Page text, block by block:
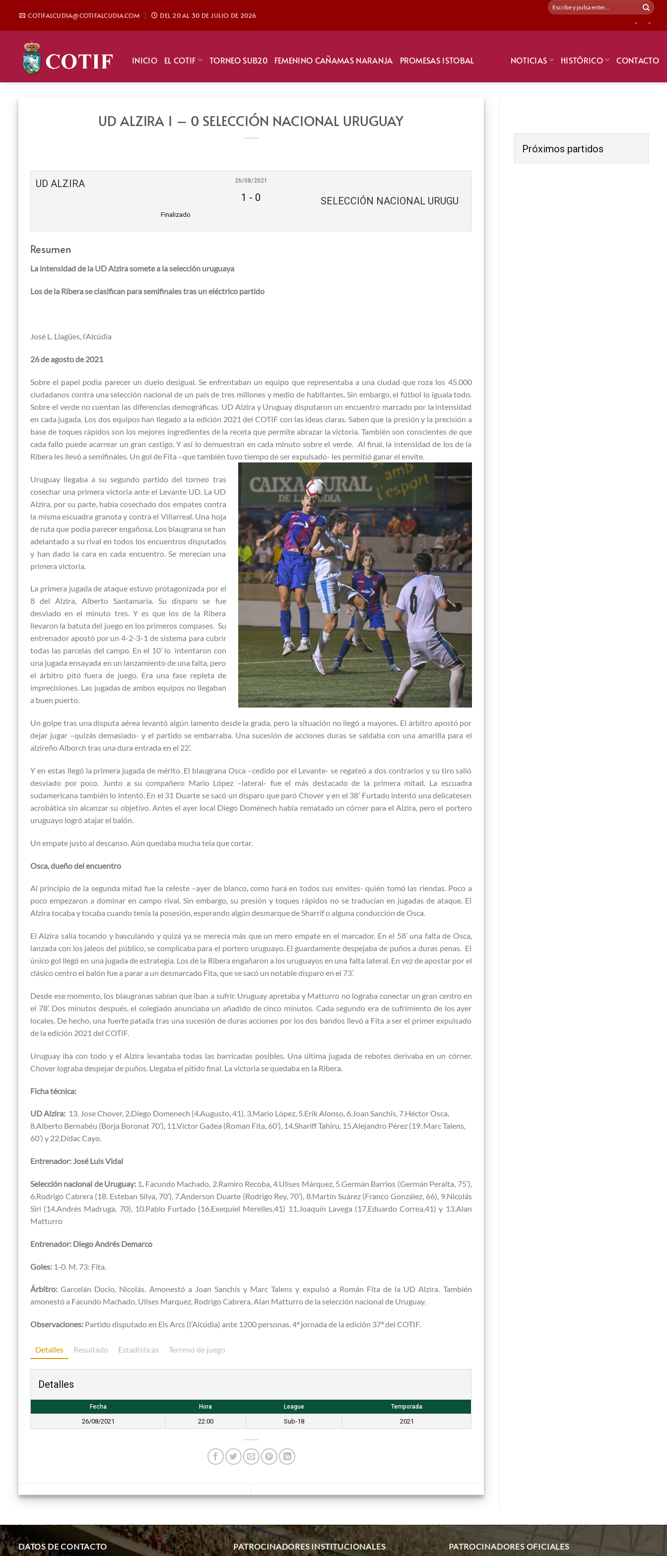
contenido
COTIFALCUDIA@COTIFALCUDIA.COM DEL 20 AL 30 DE JULIO DE 2026
- -
INICIO EL COTIF TORNEO SUB20 FEMENINO CAÑAMAS NARANJA PROMESAS ISTOBAL NOTICIAS HISTÓRICO CONTACTO
UD ALZIRA 1 – 0 SELECCIÓN NACIONAL URUGUAY
UD ALZIRA
SELECCIÓN NACIONAL URUGUAY 2021
26/08/2021
1 - 0
Finalizado
Resumen
La intensidad de la UD Alzira somete a la selección uruguaya
Los de la Ribera se clasifican para semifinales tras un eléctrico partido
José L. Llagües, l’Alcúdia
26 de agosto de 2021
Sobre el papel podía parecer un duelo desigual. Se enfrentaban un equipo que representaba a una ciudad que roza los 45.000
ciudadanos contra una selección nacional de un país de tres millones y medio de habitantes. Sin embargo, el fútbol lo iguala todo.
Sobre el verde no cuentan las diferencias demográficas. UD Alzira y Uruguay disputaron un encuentro marcado por la intensidad
en cada jugada. Los dos equipos han llegado a la edición 2021 del COTIF con las ideas claras. Saben que la presión y la precisión a
base de toques rápidos son los mejores ingredientes de la receta que permite abrazar la victoria. También son conscientes de que
cada fallo puede acarrear un gran castigo. Y así lo demuestran en cada minuto sobre el verde. Al final, la intensidad de los de la
Ribera les llevó a semifinales. Un gol de Fita –que también tuvo tiempo de ser expulsado- les permitió ganar el envite.
Uruguay llegaba a su segundo partido del torneo tras
cosechar una primera victoria ante el Levante UD. La UD
Alzira, por su parte, había cosechado dos empates contra
la misma escuadra granota y contra el Villarreal. Una hoja
de ruta que podía parecer engañosa. Los blaugrana se han
adelantado a su rival en todos los encuentros disputados
y han dado la cara en cada encuentro. Se merecían una
primera victoria.
La primera jugada de ataque estuvo protagonizada por el
8 del Alzira, Alberto Santamaría. Su disparo se fue
desviado en el minuto tres. Y es que los de la Ribera
llevaron la batuta del juego en los primeros compases. Su
entrenador apostó por un 4-2-3-1 de sistema para cubrir
todas las parcelas del campo. En el 10’ lo intentaron con
una jugada ensayada en un lanzamiento de una falta, pero
el árbitro pitó fuera de juego. Era una fase repleta de
imprecisiones. Las jugadas de ambos equipos no llegaban
a buen puerto.
Un golpe tras una disputa aérea levantó algún lamento desde la grada, pero la situación no llegó a mayores. El árbitro apostó por
dejar jugar –quizás demasiado- y el partido se embarraba. Una sucesión de acciones duras se saldaba con una amarilla para el
alzireño Alborch tras una dura entrada en el 22’.
Y en estas llegó la primera jugada de mérito. El blaugrana Osca –cedido por el Levante- se regateó a dos contrarios y su tiro salió
desviado por poco. Junto a su compañero Mario López –lateral- fue el más destacado de la primera mitad. La escuadra
sudamericana también lo intentó. En el 31 Duarte se sacó un disparo que paró Chover y en el 38’ Furtado intentó una delicatesen
acrobática sin alcanzar su objetivo. Antes el ayer local Diego Doménech había rematado un córner para el Alzira, pero el portero
uruguayo logró atajar el balón.
Un empate justo al descanso. Aún quedaba mucha tela que cortar.
Osca, dueño del encuentro
Al principio de la segunda mitad fue la celeste –ayer de blanco, como hará en todos sus envites- quién tomó las riendas. Poco a
poco empezaron a dominar en campo rival. Sin embargo, su presión y toques rápidos no se traducían en jugadas de ataque. El
Alzira tocaba y tocaba cuando tenía la posesión, esperando algún desmarque de Sharrif o alguna conducción de Osca.
El Alzira salía tocando y basculando y quizá ya se merecía más que un mero empate en el marcador. En el 58’ una falta de Osca,
lanzada con los jaleos del público, se complicaba para el portero uruguayo. El guardamente despejaba de puños a duras penas. El
único gol llegó en una jugada de estrategia. Los de la Ribera engañaron a los uruguayos en una falta lateral. En vez de apostar por el
clásico centro el balón fue a parar a un desmarcado Fita, que se sacó un notable disparo en el 73’.
Desde ese momento, los blaugranas sabían que iban a sufrir. Uruguay apretaba y Matturro no lograba conectar un gran centro en
el 78’. Dos minutos después, el colegiado anunciaba un añadido de cinco minutos. Cada segundo era de sufrimiento de los ayer
locales. De hecho, una fuerte patada tras una sucesión de duras acciones por los dos bandos llevó a Fita a ser el primer expulsado
de la edición 2021 del COTIF.
Uruguay iba con todo y el Alzira levantaba todas las barricadas posibles. Una última jugada de rebotes derivaba en un córner.
Chover lograba despejar de puños. Llegaba el pitido final. La victoria se quedaba en la Ribera.
Ficha técnica:
UD Alzira: 13. Jose Chover, 2.Diego Domenech (4.Augusto, 41), 3.Mario López, 5.Erik Alonso, 6.Joan Sanchis, 7.Héctor Osca,
8.Alberto Bernabéu (Borja Boronat 70’), 11.Víctor Gadea (Roman Fita, 60’), 14.Shariff Tahiru, 15.Alejandro Pérez (19. Marc Talens,
60’) y 22.Dídac Cayo.
Entrenador: José Luis Vidal
Selección nacional de Uruguay: 1. Facundo Machado, 2.Ramiro Recoba, 4.Ulises Márquez, 5.Germán Barrios (Germán Peralta, 75’),
6.Rodrigo Cabrera (18. Esteban Silva, 70’), 7.Anderson Duarte (Rodrigo Rey, 70’), 8.Martín Suárez (Franco González, 66), 9.Nicolás
Siri (14.Andrés Madruga, 70), 10.Pablo Furtado (16.Exequiel Merelles,41) 11.Joaquín Lavega (17.Eduardo Correa,41) y 13.Alan
Matturro
Entrenador: Diego Andrés Demarco
Goles: 1-0. M. 73: Fita.
Árbitro:Garcelán Docio, Nicolás. Amonestó a Joan Sanchis y Marc Talens y expulsó a Román Fita de la UD Alzira. También
amonestó a Facundo Machado, Ulises Marquez, Rodrigo Cabrera, Alan Matturro de la selección nacional de Uruguay.
Observaciones: Partido disputado en Els Arcs (l’Alcúdia) ante 1200 personas. 4ª jornada de la edición 37ª del COTIF.
Detalles Resultado Estadisticas Terreno de juego
Detalles
Fecha Hora League Temporada
26/08/2021 22:00 Sub-18 2021
Próximos partidos
DATOS DE CONTACTO PATROCINADORES INSTITUCIONALES PATROCINADORES OFICIALES